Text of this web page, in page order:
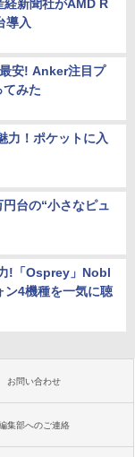
経新聞社がAMD R
導入
安! Anker注目プ
てみた
力！ポケットに入
台の“小さなピュ
!「Osprey」Nobl
4機種を一気に聴
お問い合わせ
集部へのご連絡